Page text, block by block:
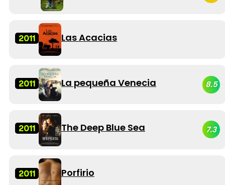
2011 Las Acacias
2011 La pequeña Venecia 8.5
2011 The Deep Blue Sea 7.3
2011 Porfirio